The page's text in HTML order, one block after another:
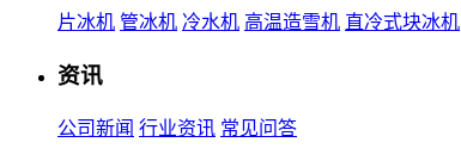
片冰机 管冰机 冷水机 高温造雪机 直冷式块冰机
资讯
公司新闻 行业资讯 常见问答